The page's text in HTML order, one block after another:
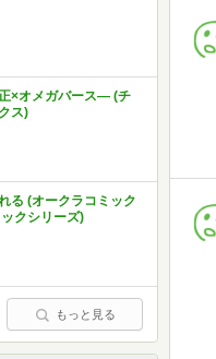
×オメガバース― (チ
ス)
る (オークラコミック
クシリーズ)
もっと見る